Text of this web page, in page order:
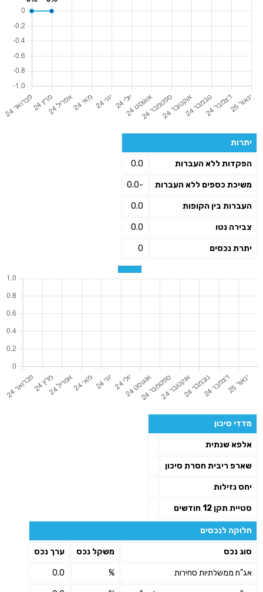
יתרות
הפקדות ללא העברות 0.0
משיכת כספים ללא העברות -0.0
העברות בין הקופות 0.0
צבירה נטו 0.0
יתרת נכסים 0
מדדי סיכון
אלפא שנתית
שארפ ריבית חסרת סיכון
יחס נזילות
סטיית תקן 12 חודשים
חלוקה לנכסים
סוג נכס משקל נכס ערך נכס
אג"ח ממשלתיות סחירות %
0.0